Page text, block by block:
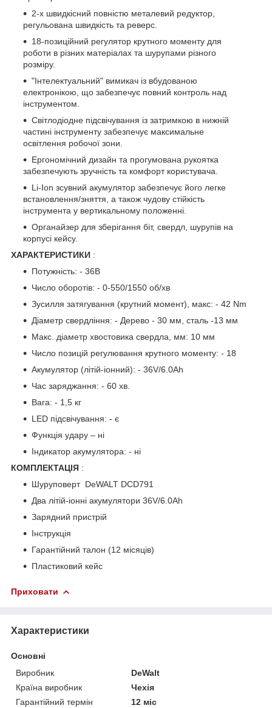
2-х швидкісний повністю металевий редуктор,
регульована швидкість та реверс.
18-позиційний регулятор крутного моменту для
роботи в різних матеріалах та шурупами різного
розміру.
"Інтелектуальний" вимикач із вбудованою
електронікою, що забезпечує повний контроль над
інструментом.
Світлодіодне підсвічування із затримкою в нижній
частині інструменту забезпечує максимальне
освітлення робочої зони.
Ергономічний дизайн та прогумована рукоятка
забезпечують зручність та комфорт користувача.
Li-Ion зсувний акумулятор забезпечує його легке
встановлення/зняття, а також чудову стійкість
інструмента у вертикальному положенні.
Органайзер для зберігання біт, свердл, шурупів на
корпусі кейсу.
ХАРАКТЕРИСТИКИ :
Потужність: - 36В
Число оборотів: - 0-550/1550 об/хв
Зусилля затягування (крутний момент), макс: - 42 Nm
Діаметр свердління: - Дерево - 30 мм, сталь -13 мм
Макс. діаметр хвостовика свердла, мм: 10 мм
Число позицій регулювання крутного моменту: - 18
Акумулятор (літій-іонний): - 36V/6.0Ah
Час заряджання: - 60 хв.
Вага: - 1,5 кг
LED підсвічування: - є
Функція удару – ні
Індикатор акумулятора: - ні
КОМПЛЕКТАЦІЯ :
Шуруповерт DeWALT DCD791
Два літій-іонні акумулятори 36V/6.0Ah
Зарядний пристрій
Інструкція
Гарантійний талон (12 місяців)
Пластиковий кейс
Приховати
Характеристики
Основні
Виробник
DeWalt
Країна виробник
Чехія
Гарантійний термін
12 міс